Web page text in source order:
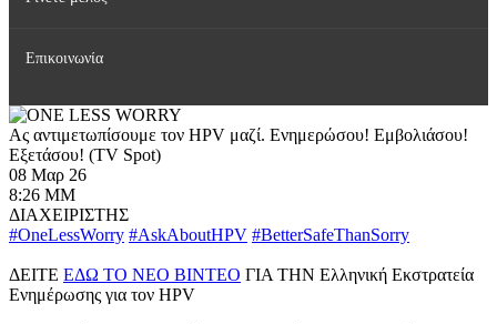
Δημοσιεύσεις
Εκπαιδευτικές Δραστηριότητες
Κοινωνικές Δράσεις
Γίνετε μέλος της Ελληνικής HPV Εταιρείας
Επικοινωνία
Ας αντιμετωπίσουμε τον HPV μαζί. Ενημερώσου! Εμβολιάσου!
Εξετάσου! (TV Spot)
08 Μαρ 26
8:26 ΜΜ
ΔΙΑΧΕΙΡΙΣΤΗΣ
#OneLessWorry #AskAboutHPV #BetterSafeThanSorry
ΔΕΙΤΕ ΕΔΩ ΤΟ ΝΕΟ ΒΙΝΤΕΟ ΓΙΑ ΤΗΝ Ελληνική Εκστρατεία
Ενημέρωσης για τον HPV